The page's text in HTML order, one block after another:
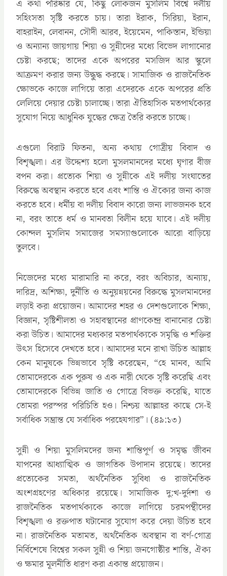
এ কথা পরিষ্কার যে, কিছু লোকজন মুসলিম বিশ্বে দলীয়
সহিংসতা সৃষ্টি করতে চায়। তারা ইরাক, সিরিয়া, ইরান,
বাহরাইন, লেবানন, সৌদী আরব, ইয়েমেন, পাকিস্তান, ইন্ডিয়া
ও অন্যান্য জায়গায় শিয়া ও সুন্নীদের মধ্যে বিভেদ লাগানোর
চেষ্টা করছে; তাদের একে অপরের মসজিদ আর স্কুলে
আক্রমণ করার জন্য উদ্ধু্দ্ধ করছে। সামাজিক ও রাজনৈতিক
ক্ষোভকে কাজে লাগিয়ে তারা এদেরকে একে অপরের প্রতি
লেলিয়ে দেয়ার চেষ্টা চালাচ্ছে। তারা ঐতিহাসিক মতপার্থক্যের
সুযোগ নিয়ে আধুনিক যুদ্ধের ক্ষেত্র তৈরি করতে চাচ্ছে।
এগুলো বিরাট ফিতনা, অন্য কথায় গোত্রীয় বিবাদ ও
বিশৃঙ্খলা। এর উদ্দেশ্য হলো মুসলমানদের মধ্যে ঘৃণার বীজ
বপন করা। প্রত্যেক শিয়া ও সুন্নীকে এই দলীয় সংঘাতের
বিরুদ্ধে অবস্থান করতে হবে এবং শান্তি ও ঐক্যের জন্য কাজ
করতে হবে। ধর্মীয় বা দলীয় বিবাদ কারো জন্য লাভজনক হবে
না, বরং তাতে ধর্ম ও মানবতা বিলীন হয়ে যাবে। এই দলীয়
কোন্দল মুসলিম সমাজের সমস্যাগুলোকে আরো বাড়িয়ে
তুলবে।
নিজেদের মধ্যে মারামারি না করে, বরং অবিচার, অন্যায়,
দারিদ্র, অশিক্ষা, দুর্নীতি ও অনুয়ন্নয়নের বিরুদ্ধে মুসলমানদের
লড়াই করা প্রয়োজন। আমাদের শহর ও দেশগুলোকে শিক্ষা,
বিজ্ঞান, সৃষ্টিশীলতা ও সহাবস্থানের প্রাণকেন্দ্র বানানোর চেষ্টা
করা উচিত। আমাদের মধ্যকার মতপার্থক্যকে সমৃদ্ধি ও শক্তির
উৎস হিসেবে দেখতে হবে। আমাদের মনে রাখা উচিত আল্লাহ
কেন মানুষকে ভিন্নভাবে সৃষ্টি করেছেন, “হে মানব, আমি
তোমাদেরকে এক পুরুষ ও এক নারী থেকে সৃষ্টি করেছি এবং
তোমাদেরকে বিভিন্ন জাতি ও গোত্রে বিভক্ত করেছি, যাতে
তোমরা পরস্পর পরিচিতি হও। নিশ্চয় আল্লাহর কাছে সে-ই
সর্বাধিক সম্ভ্রান্ত যে সর্বাধিক পরহেযগার”। (৪৯:১৩)
সুন্নী ও শিয়া মুসলিমদের জন্য শান্তিপূর্ণ ও সমৃদ্ধ জীবন
যাপনের আধ্যাত্মিক ও জাগতিক উপাদান রয়েছে। তাদের
প্রত্যেকের সমতা, অর্থনৈতিক সুবিধা ও রাজনৈতিক
অংশগ্রহণের অধিকার রয়েছে। সামাজিক দু:খ-দুর্দশা ও
রাজনৈতিক মতপার্থক্যকে কাজে লাগিয়ে চরমপন্থীদের
বিশৃঙ্খলা ও রক্তপাত ঘটানোর সুযোগ করে দেয়া উচিত হবে
না। রাজনৈতিক মতামত, অর্থনৈতিক অবস্থান বা বর্ণ-গোত্র
নির্বিশেষে বিশ্বের সকল সুন্নী ও শিয়া জনগোষ্ঠীর শান্তি, ঐক্য
ও ক্ষমার মূলনীতি ধারণ করা একান্ত প্রয়োজন।